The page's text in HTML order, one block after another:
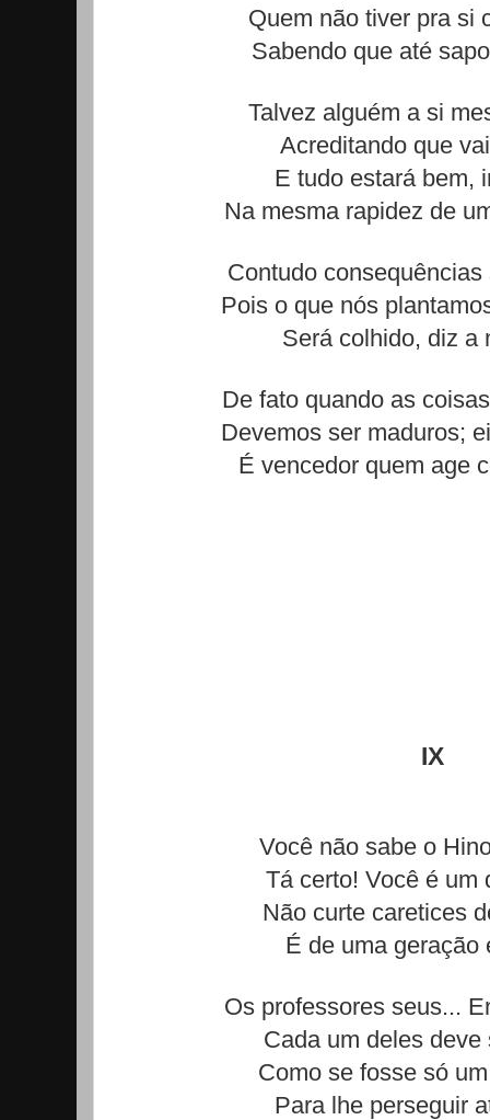
Quem não tiver pra si
Sabendo que até
Talvez alguém a si
Acreditando que
E tudo estará bem,
Na mesma rapidez de
Contudo
Pois o que nós
Será colhido, diz a
De fato quando as
Devemos ser maduros;
É vencedor quem age
IX
Você não sabe o
Tá certo! Você é um
Não curte caretices
É de uma geração
Os professores seus...
Cada um deles deve
Como se fosse só
Para lhe perseguir